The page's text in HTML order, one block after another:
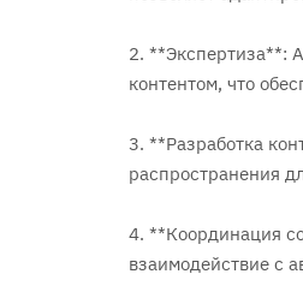
2. **Экспертиза**:
контентом, что
3. **Разработка
распространения
4. **Координация
взаимодействие с